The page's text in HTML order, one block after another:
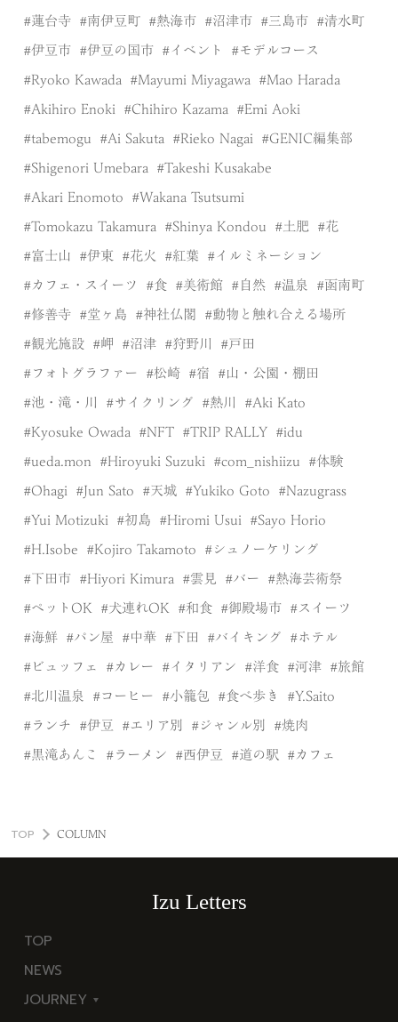
蓮台寺 南伊豆町 熱海市 沼津市 三島市 清水町
伊豆市 伊豆の国市 イベント モデルコース
Ryoko Kawada Mayumi Miyagawa Mao Harada
Akihiro Enoki Chihiro Kazama Emi Aoki
tabemogu Ai Sakuta Rieko Nagai GENIC編集部
Shigenori Umebara Takeshi Kusakabe
Akari Enomoto Wakana Tsutsumi
Tomokazu Takamura Shinya Kondou 土肥 花
富士山 伊東 花火 紅葉 イルミネーション
カフェ・スイーツ 食 美術館 自然 温泉 函南町
修善寺 堂ヶ島 神社仏閣 動物と触れ合える場所
観光施設 岬 沼津 狩野川 戸田
フォトグラファー 松崎 宿 山・公園・棚田
池・滝・川 サイクリング 熱川 Aki Kato
Kyosuke Owada NFT TRIP RALLY idu
ueda.mon Hiroyuki Suzuki com_nishiizu 体験
Ohagi Jun Sato 天城 Yukiko Goto Nazugrass
Yui Motizuki 初島 Hiromi Usui Sayo Horio
H.Isobe Kojiro Takamoto シュノーケリング
下田市 Hiyori Kimura 雲見 バー 熱海芸術祭
ペットOK 犬連れOK 和食 御殿場市 スイーツ
海鮮 パン屋 中華 下田 バイキング ホテル
ビュッフェ カレー イタリアン 洋食 河津 旅館
北川温泉 コーヒー 小籠包 食べ歩き Y.Saito
ランチ 伊豆 エリア別 ジャンル別 焼肉
黒滝あんこ ラーメン 西伊豆 道の駅 カフェ
TOP COLUMN
Izu Letters
TOP
NEWS
JOURNEY